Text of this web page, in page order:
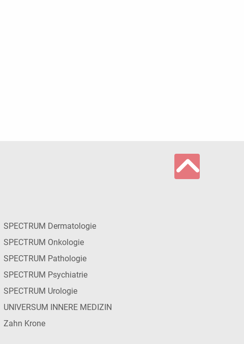
SPECTRUM Dermatologie
SPECTRUM Onkologie
SPECTRUM Pathologie
SPECTRUM Psychiatrie
SPECTRUM Urologie
UNIVERSUM INNERE MEDIZIN
Zahn Krone